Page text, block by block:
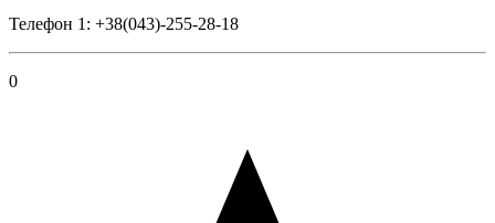
Телефон 1: +38(043)-255-28-18
0